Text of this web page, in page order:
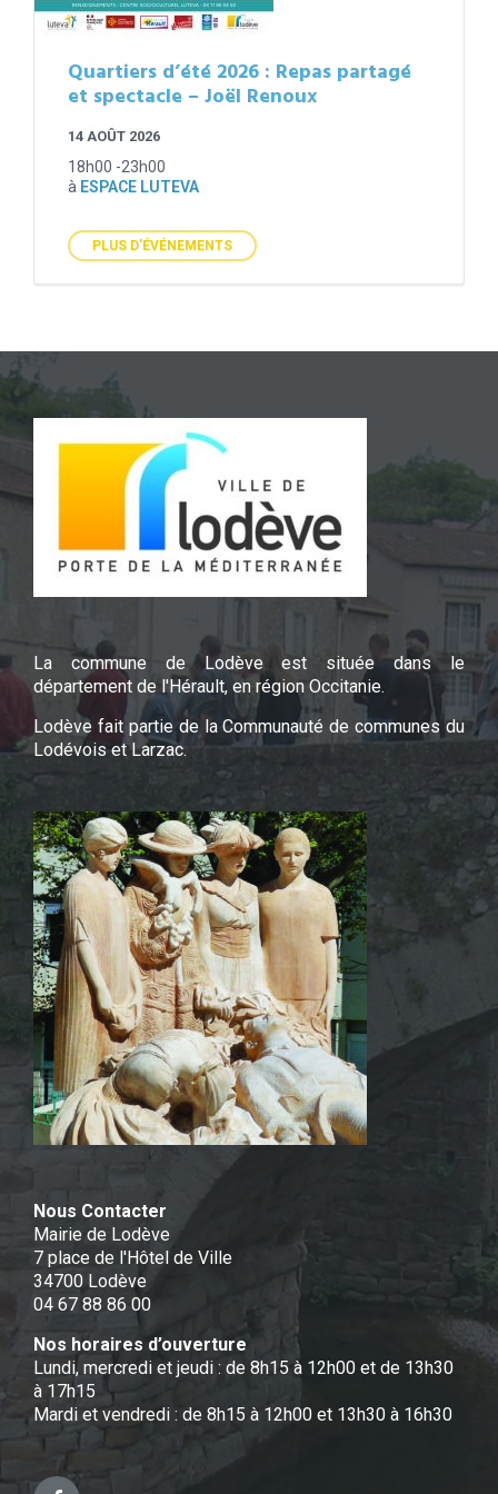
Quartiers d’été 2026 : Repas partagé
et spectacle – Joël Renoux
14 AOÛT 2026
18h00 -23h00
à ESPACE LUTEVA
PLUS D'ÉVÉNEMENTS
La commune de Lodève est située dans le
département de l'Hérault, en région Occitanie.
Lodève fait partie de la Communauté de communes du
Lodévois et Larzac.
Nous Contacter
Mairie de Lodève
7 place de l'Hôtel de Ville
34700 Lodève
04 67 88 86 00
Nos horaires d’ouverture
Lundi, mercredi et jeudi : de 8h15 à 12h00 et de 13h30
à 17h15
Mardi et vendredi : de 8h15 à 12h00 et 13h30 à 16h30